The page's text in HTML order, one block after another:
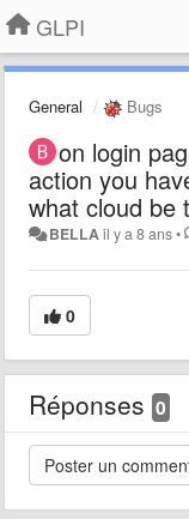
GLPI
General Bugs
on login
action you
what cloud be
BELLA il y a 8 ans•
0
Réponses 0